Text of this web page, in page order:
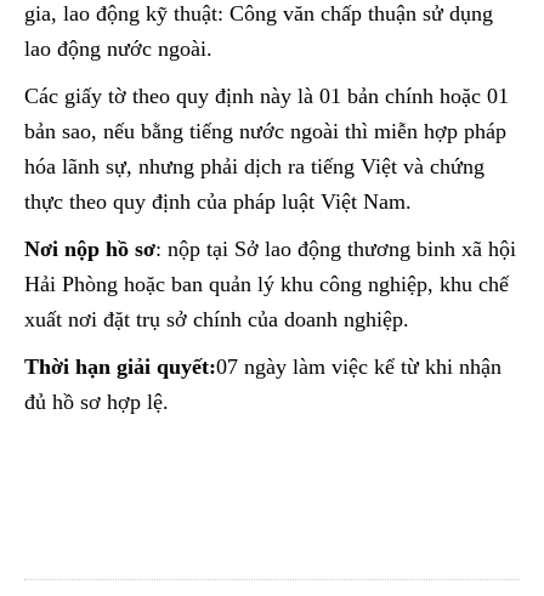
gia, lao động kỹ thuật: Công văn chấp thuận sử dụng
lao động nước ngoài.
Các giấy tờ theo quy định này là 01 bản chính hoặc 01
bản sao, nếu bằng tiếng nước ngoài thì miễn hợp pháp
hóa lãnh sự, nhưng phải dịch ra tiếng Việt và chứng
thực theo quy định của pháp luật Việt Nam.
Nơi nộp hồ sơ: nộp tại Sở lao động thương binh xã hội
Hải Phòng hoặc ban quản lý khu công nghiệp, khu chế
xuất nơi đặt trụ sở chính của doanh nghiệp.
Thời hạn giải quyết:07 ngày làm việc kể từ khi nhận
đủ hồ sơ hợp lệ.